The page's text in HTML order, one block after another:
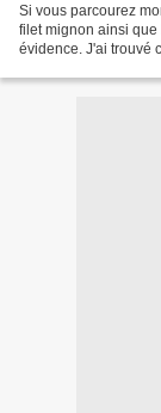
Si vous parcourez
filet mignon ainsi
évidence. J'ai trouvé